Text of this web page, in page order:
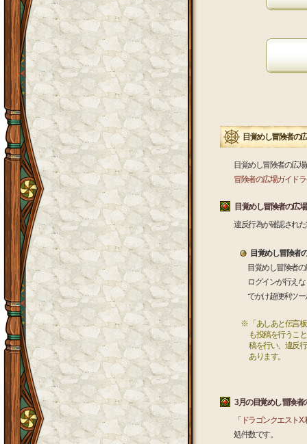
目覚めし冒険者の
目覚めし冒険者の広
冒険者の広場ガイド
目覚めし冒険者の広
違反行為が確認され
目覚めし冒険者
目覚めし冒険者
ログインが行え
でかけ超便利ツ
※ 「あしあと伝言
も投稿を行うこ
稿を行い、違反
あります。
3月の目覚めし冒険者
「 ドラゴンクエストX
処件数です。